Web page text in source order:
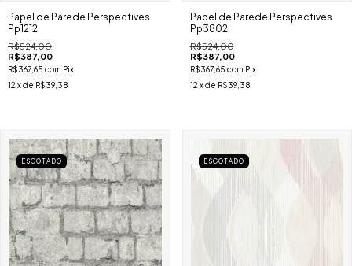
Papel de Parede Perspectives
Pp1212
R$524,00
R$387,00
R$367,65 com Pix
12 x de R$39,38
Papel de Parede Perspectives
Pp3802
R$524,00
R$387,00
R$367,65 com Pix
12 x de R$39,38
ESGOTADO ESGOTADO